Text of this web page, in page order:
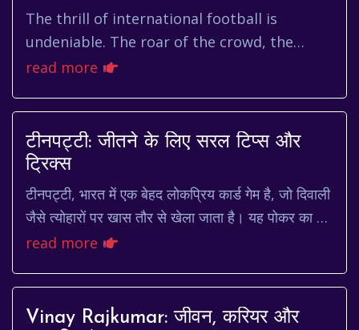
The thrill of international football is
undeniable. The roar of the crowd, the
national pride on display, and the sheer
read more
टीनपट्टी: जीतने के लिए सरल टिप्स और
ट्रिक्स
टीनपट्टी, भारत में एक बेहद लोकप्रिय कार्ड गेम है, जो दिवाली
जैसे त्योहारों पर खास तौर से खेला जाता है। यह पोकर का एक
सरल रूप है, जिसमें तीन कार्डों के...
read more
Vinay Rajkumar: जीवन, करियर और